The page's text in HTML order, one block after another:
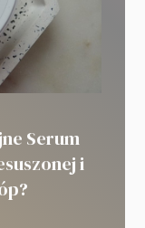
Serum
i